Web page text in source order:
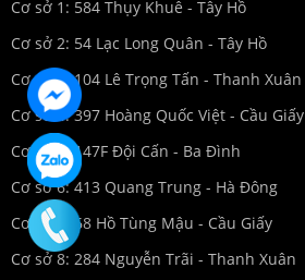
Cơ sở 1: 584 Thụy Khuê - Tây Hồ
Cơ sở 2: 54 Lạc Long Quân - Tây Hồ
Cơ sở 3: 104 Lê Trọng Tấn - Thanh Xuân
Cơ sở 4: 397 Hoàng Quốc Việt - Cầu Giấy
Cơ sở 5: 147F Đội Cấn - Ba Đình
Cơ sở 6: 413 Quang Trung - Hà Đông
Cơ sở 7: 68 Hồ Tùng Mậu - Cầu Giấy
Cơ sở 8: 284 Nguyễn Trãi - Thanh Xuân